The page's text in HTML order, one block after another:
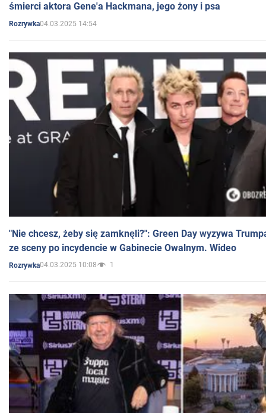
śmierci aktora Gene'a Hackmana, jego żony i psa
Rozrywka04.03.2025 14:54
"Nie chcesz, żeby się zamknęli?": Green Day wyzywa
ze sceny po incydencie w Gabinecie Owalnym. Wideo
Rozrywka04.03.2025 10:08 1